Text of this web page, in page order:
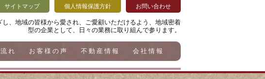
し、地域の皆様から愛され、ご愛顧いただけるよう、地域密着
型の企業として、日々の業務に取り組んで参ります。
サイトマップ 個人情報保護方針 お問い合わせ
れ お客様の声 不動産情報 会社情報